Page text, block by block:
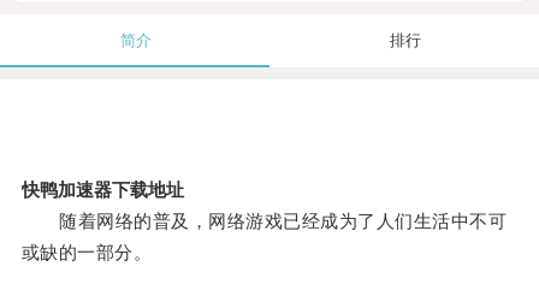
简介 排行
快鸭加速器下载地址
随着网络的普及，网络游戏已经成为了人们生活中不可
或缺的一部分。